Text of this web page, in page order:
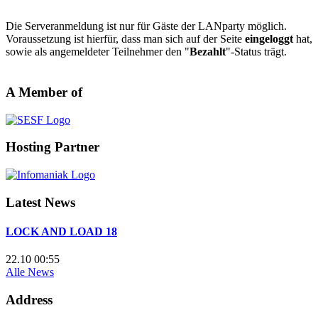
Die Serveranmeldung ist nur für Gäste der LANparty möglich.
Voraussetzung ist hierfür, dass man sich auf der Seite eingeloggt hat,
sowie als angemeldeter Teilnehmer den "Bezahlt"-Status trägt.
A Member of
Hosting Partner
Latest News
LOCK AND LOAD 18
22.10 00:55
Alle News
Address